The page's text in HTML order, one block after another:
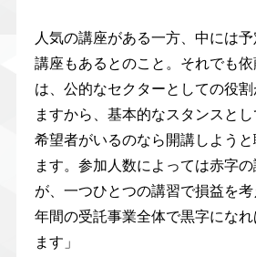
人気の講座がある一方、中には
講座もあるとのこと。それでも
は、公的なセクターとしての役
ますから、基本的なスタンスと
希望者がいるのなら開講しよう
ます。参加人数によっては赤字
が、一つひとつの講習で損益を考
年間の受託事業全体で黒字にな
ます」